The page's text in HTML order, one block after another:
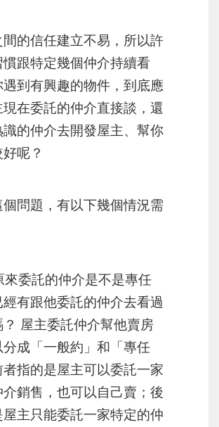
間的信任建立不易，所以許
跟特定幾個仲介持續看
遇到有興趣的物件，到底應
在委託的仲介直接談，還
的仲介去開發屋主、幫你
呢？
問題，有以下幾個情況需
來委託的仲介是不是專任
有跟他委託的仲介去看過
？ 屋主委託仲介幫他賣房
分成 「一般約」和「專任
者指的是屋主可以委託一家
銷售，也可以自己賣；後
主只能委託一家特定的仲